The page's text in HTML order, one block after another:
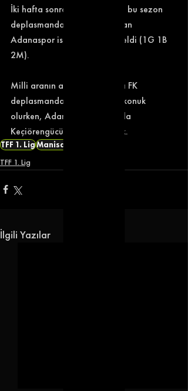
İki hafta sonra puan bulan ve bu sezon
deplasmandan ilk puanını alan
Adanaspor ise 4 puana yükseldi (1G 1B
2M).
Milli aranın ardından Manisa FK
deplasmanda Kocaelispor'a konuk
olurken, Adanaspor sahasında
Keçiörengücü ile karşılaşacak.
TFF 1. LigManisa FK
TFF 1. Lig
İlgili Yazılar